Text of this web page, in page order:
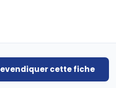
cette fiche